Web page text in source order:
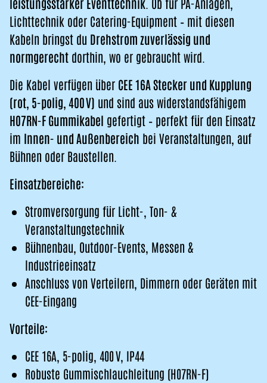
Lichttechnik oder Catering-Equipment – mit diesen
Kabeln bringst du Drehstrom zuverlässig und
normgerecht dorthin, wo er gebraucht wird.
Die Kabel verfügen über CEE 16A Stecker und Kupplung
(rot, 5-polig, 400 V) und sind aus widerstandsfähigem
H07RN-F Gummikabel gefertigt – perfekt für den Einsatz
im Innen- und Außenbereich bei Veranstaltungen, auf
Bühnen oder Baustellen.
Einsatzbereiche:
Stromversorgung für Licht-, Ton- &
Veranstaltungstechnik
Bühnenbau, Outdoor-Events, Messen &
Industrieeinsatz
Anschluss von Verteilern, Dimmern oder Geräten mit
CEE-Eingang
Vorteile:
CEE 16A, 5-polig, 400 V, IP44
Robuste Gummischlauchleitung (H07RN-F)